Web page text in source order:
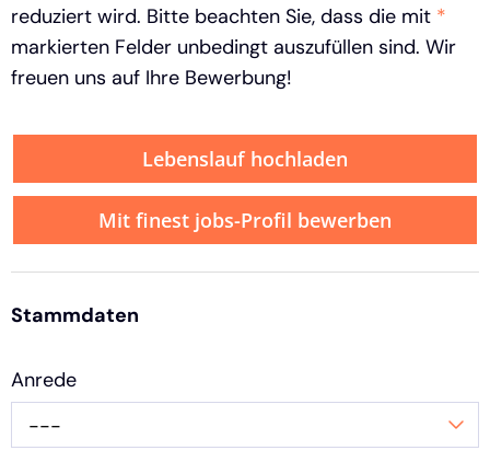
reduziert wird. Bitte beachten Sie, dass die mit *
markierten Felder unbedingt auszufüllen sind. Wir
freuen uns auf Ihre Bewerbung!
Lebenslauf hochladen
Mit finest jobs-Profil bewerben
Stammdaten
Anrede
---